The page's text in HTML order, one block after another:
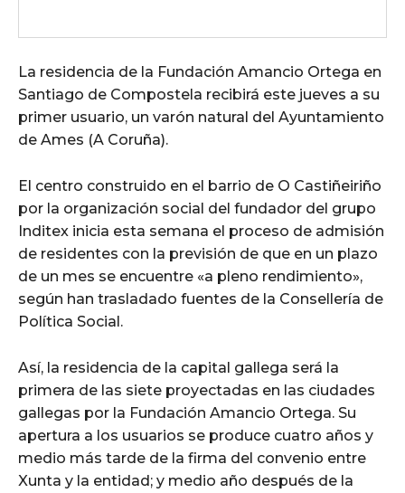
La residencia de la Fundación Amancio Ortega en
Santiago de Compostela recibirá este jueves a su
primer usuario, un varón natural del Ayuntamiento
de Ames (A Coruña).
El centro construido en el barrio de O Castiñeiriño
por la organización social del fundador del grupo
Inditex inicia esta semana el proceso de admisión
de residentes con la previsión de que en un plazo
de un mes se encuentre «a pleno rendimiento»,
según han trasladado fuentes de la Consellería de
Política Social.
Así, la residencia de la capital gallega será la
primera de las siete proyectadas en las ciudades
gallegas por la Fundación Amancio Ortega. Su
apertura a los usuarios se produce cuatro años y
medio más tarde de la firma del convenio entre
Xunta y la entidad; y medio año después de la